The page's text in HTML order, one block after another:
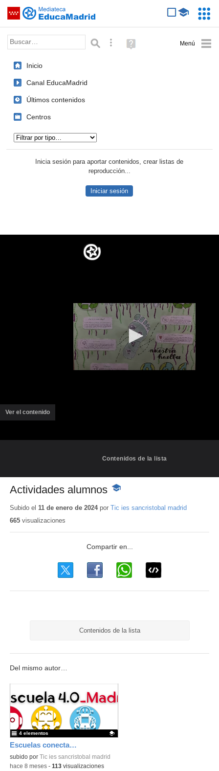
Saltar navegación
Palabra o frase: Búsqueda avanzada
Ayuda
(en
Inicio
Canal EducaMadrid
Últimos contenidos
Centros
Inicia sesión para aportar contenidos, crear listas de
reproducción...
Iniciar sesión
Ver el contenido
Contenidos de la lista
Actividades alumnos -
educativo
Subido el 11 de enero de 2024por Tic ies sancristobal madrid
665 visualizaciones
Contenidos de la lista
Del mismo autor…
Escuelas conectadas 4.0
Contenido educativo.
subido por Tic ies sancristobal madrid
4 elementos
-hace 8 meses - 113 visualizaciones